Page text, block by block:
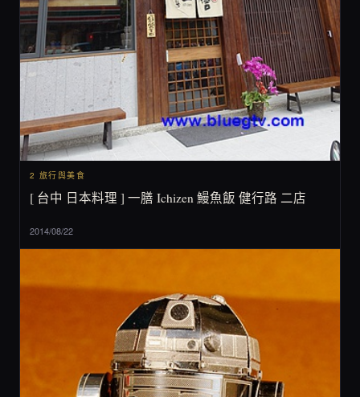
2 旅行與美食
[ 台中 日本料理 ] 一膳 Ichizen 鰻魚飯 健行路 二店
2014/08/22